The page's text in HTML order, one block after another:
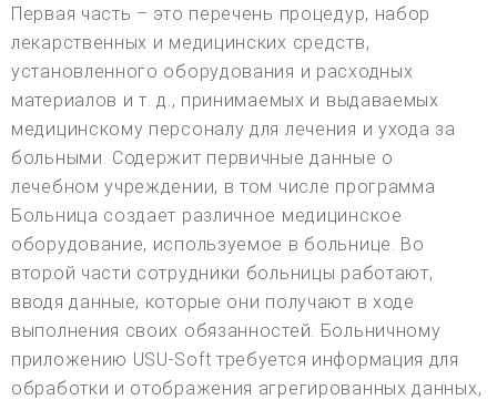
Первая часть – это перечень процедур, набор
лекарственных и медицинских средств,
установленного оборудования и расходных
материалов и т. д., принимаемых и выдаваемых
медицинскому персоналу для лечения и ухода за
больными. Содержит первичные данные о
лечебном учреждении, в том числе программа
Больница создает различное медицинское
оборудование, используемое в больнице. Во
второй части сотрудники больницы работают,
вводя данные, которые они получают в ходе
выполнения своих обязанностей. Больничному
приложению USU-Soft требуется информация для
обработки и отображения агрегированных данных,